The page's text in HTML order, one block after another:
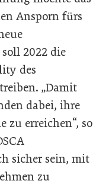
Ansporn fürs
2022 die
des
„Damit
dabei, ihre
zu erreichen“, so
sicher sein, mit
zu